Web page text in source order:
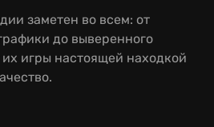
заметен во всем: от
до выверенного
их игры настоящей находкой